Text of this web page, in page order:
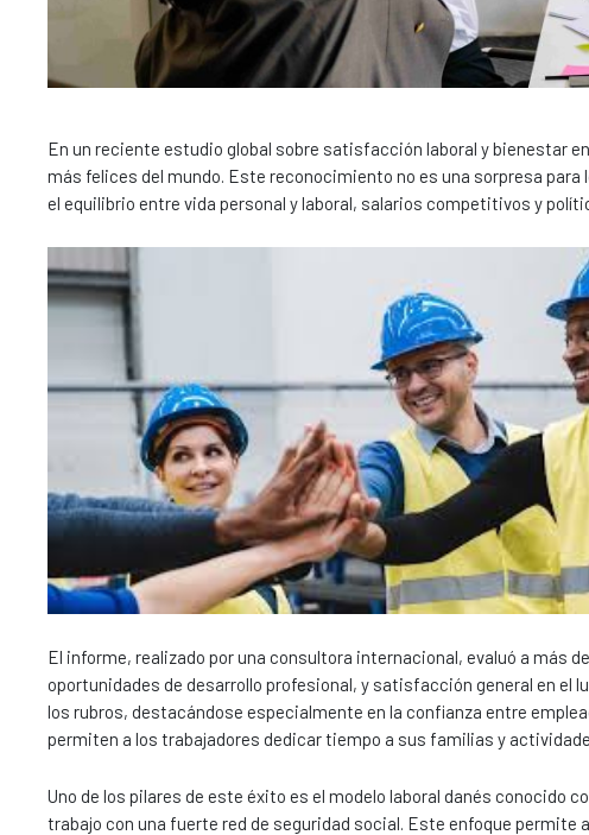
En un reciente estudio global sobre satisfacción laboral y bienestar
más felices del mundo. Este reconocimiento no es una sorpresa
el equilibrio entre vida personal y laboral, salarios competitivos y
El informe, realizado por una consultora internacional, evaluó a más
oportunidades de desarrollo profesional, y satisfacción general en el
los rubros, destacándose especialmente en la confianza entre
permiten a los trabajadores dedicar tiempo a sus familias y
Uno de los pilares de este éxito es el modelo laboral danés conocido
trabajo con una fuerte red de seguridad social. Este enfoque permite